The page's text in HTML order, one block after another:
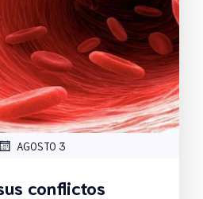
AGOSTO 3
conflictos